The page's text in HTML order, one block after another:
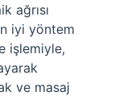
ağrısı
iyi yöntem
işlemiyle,
ve masaj